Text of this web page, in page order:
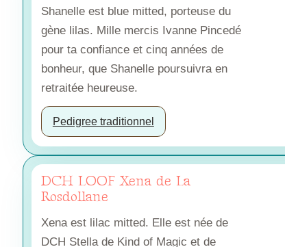
Shanelle est blue mitted, porteuse du
gène lilas. Mille mercis Ivanne Pincedé
pour ta confiance et cinq années de
bonheur, que Shanelle poursuivra en
retraitée heureuse.
Pedigree traditionnel
DCH LOOF Xena de La
Rosdollane
Xena est lilac mitted. Elle est née de
DCH Stella de Kind of Magic et de